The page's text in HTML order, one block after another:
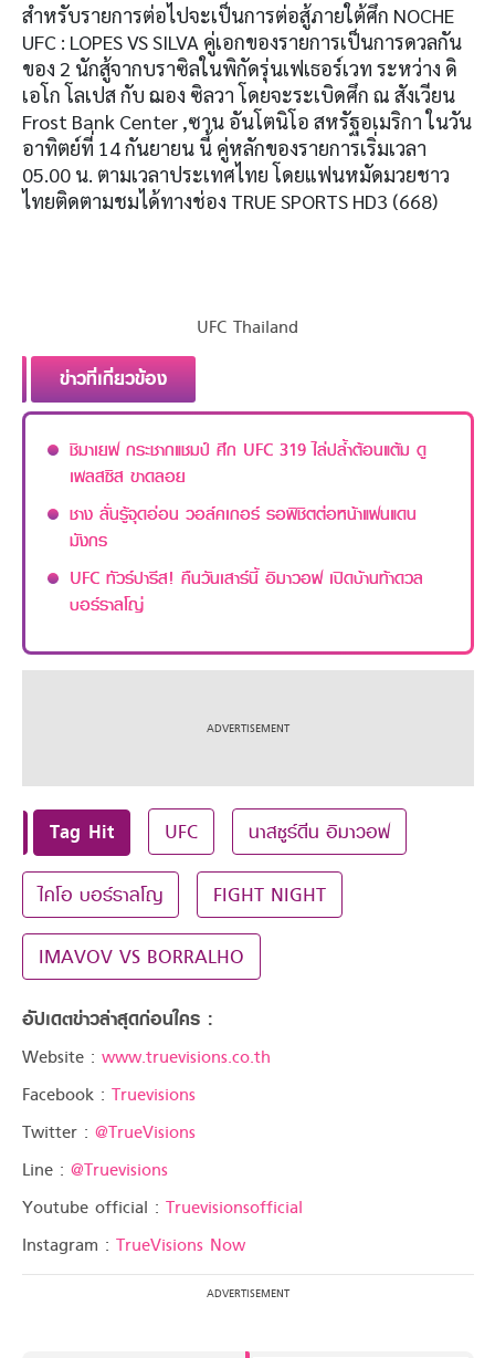
สำหรับรายการต่อไปจะเป็นการต่อสู้ภายใต้ศึก NOCHE
UFC : LOPES VS SILVA คู่เอกของรายการเป็นการดวลกัน
ของ 2 นักสู้จากบราซิลในพิกัดรุ่นเฟเธอร์เวท ระหว่าง ดิ
เอโก โลเปส กับ ฌอง ซิลวา โดยจะระเบิดศึก ณ สังเวียน
Frost Bank Center ,ซาน อันโตนิโอ สหรัฐอเมริกา ในวัน
อาทิตย์ที่ 14 กันยายน นี้ คู่หลักของรายการเริ่มเวลา
05.00 น. ตามเวลาประเทศไทย โดยแฟนหมัดมวยชาว
ไทยติดตามชมได้ทางช่อง TRUE SPORTS HD3 (668)
UFC Thailand
ข่าวที่เกี่ยวข้อง
ชิมาเยฟ กระชากแชมป์ ศึก UFC 319 ไล่ปล้ำต้อนแต้ม ดู
เพลสซิส ขาดลอย
ชาง ลั่นรู้จุดอ่อน วอล์คเกอร์ รอพิชิตต่อหน้าแฟนแดน
มังกร
UFC ทัวร์ปารีส! คืนวันเสาร์นี้ อิมาวอฟ เปิดบ้านท้าดวล
บอร์ราลโญ่
Tag Hit UFC นาสซูร์ดีน อิมาวอฟ
ไคโอ บอร์ราลโญ FIGHT NIGHT
IMAVOV VS BORRALHO
อัปเดตข่าวล่าสุดก่อนใคร :
Website : www.truevisions.co.th
Facebook : Truevisions
Twitter : @TrueVisions
Line : @Truevisions
Youtube official : Truevisionsofficial
Instagram : TrueVisions Now